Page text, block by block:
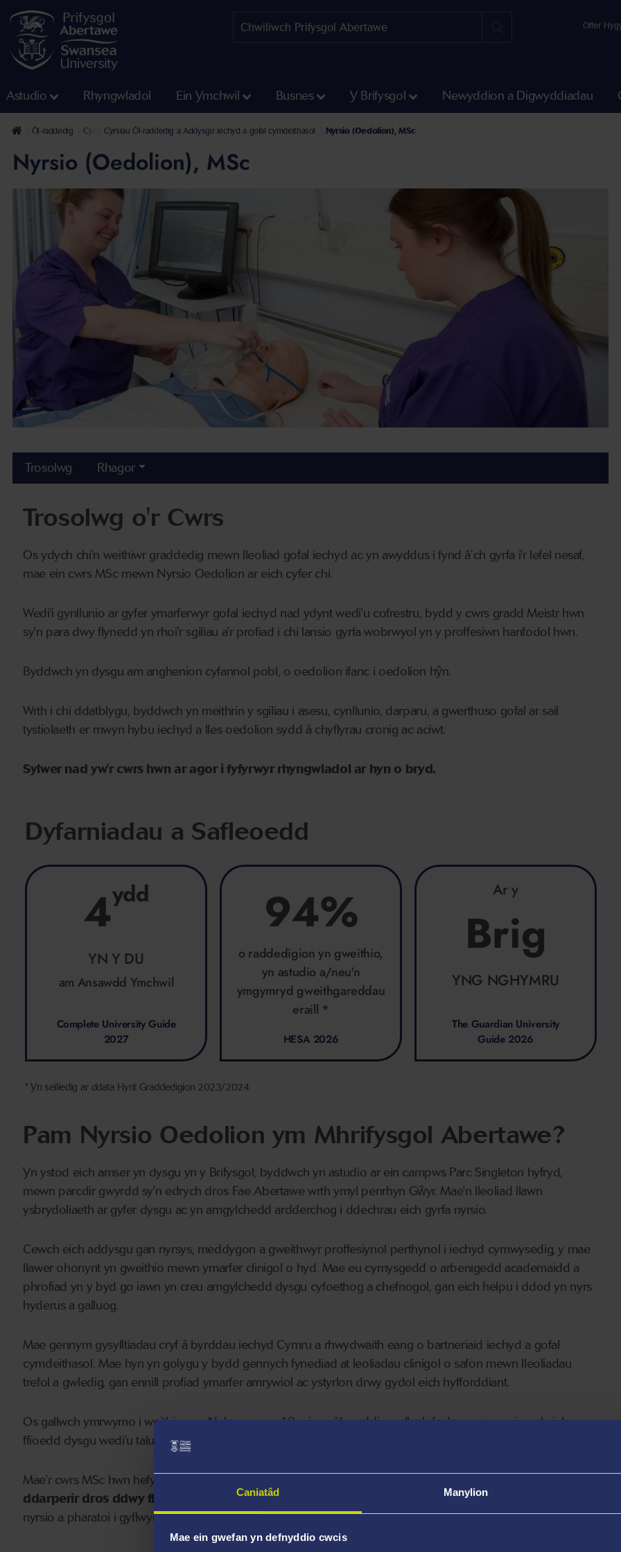
Caniatâd Manylion
Mae ein gwefan yn defnyddio cwcis
Offer
Astudio Rhyngwladol Ein Ymchwil Busnes Y Brifysgol Newyddion a Digwyddiadau
Ôl-raddedig Cyrsiau Ôl-raddedig a Addysgir
Cyrsiau Ôl-raddedig a Addysgir iechyd a gofal cymdeithasol Nyrsio (Oedolion), MSc
Nyrsio (Oedolion), MSc
Trosolwg Rhagor
Trosolwg o'r Cwrs
Os ydych chi'n weithiwr graddedig mewn lleoliad gofal iechyd ac yn awyddus i fynd â’ch gyrfa i'r lefel nesaf,
mae ein cwrs MSc mewn Nyrsio Oedolion ar eich cyfer chi.
Wedi'i gynllunio ar gyfer ymarferwyr gofal iechyd nad ydynt wedi'u cofrestru, bydd y cwrs gradd Meistr hwn
sy'n para dwy flynedd yn rhoi'r sgiliau a'r profiad i chi lansio gyrfa wobrwyol yn y proffesiwn hanfodol hwn.
Byddwch yn dysgu am anghenion cyfannol pobl, o oedolion ifanc i oedolion hŷn.
Wrth i chi ddatblygu, byddwch yn meithrin y sgiliau i asesu, cynllunio, darparu, a gwerthuso gofal ar sail
tystiolaeth er mwyn hybu iechyd a lles oedolion sydd â chyflyrau cronig ac acíwt.
Sylwer nad yw'r cwrs hwn ar agor i fyfyrwyr rhyngwladol ar hyn o bryd.
Dyfarniadau a Safleoedd
4ydd
YN Y DU
am Ansawdd Ymchwil
Complete University Guide
2027
94%
o raddedigion yn gweithio,
yn astudio a/neu'n
ymgymryd gweithgareddau
eraill *
HESA 2026
Ar y
Brig
YNG NGHYMRU
The Guardian University
Guide 2026
* Yn seiliedig ar ddata Hynt Graddedigion 2023/2024
Pam Nyrsio Oedolion ym Mhrifysgol Abertawe?
Yn ystod eich amser yn dysgu yn y Brifysgol, byddwch yn astudio ar ein campws Parc Singleton hyfryd,
mewn parcdir gwyrdd sy'n edrych dros Fae Abertawe wrth ymyl penrhyn Gŵyr. Mae'n lleoliad llawn
ysbrydoliaeth ar gyfer dysgu ac yn amgylchedd ardderchog i ddechrau eich gyrfa nyrsio.
Cewch eich addysgu gan nyrsys, meddygon a gweithwyr proffesiynol perthynol i iechyd cymwysedig, y mae
llawer ohonynt yn gweithio mewn ymarfer clinigol o hyd. Mae eu cymysgedd o arbenigedd academaidd a
phrofiad yn y byd go iawn yn creu amgylchedd dysgu cyfoethog a chefnogol, gan eich helpu i ddod yn nyrs
hyderus a galluog.
Mae gennym gysylltiadau cryf â byrddau iechyd Cymru a rhwydwaith eang o bartneriaid iechyd a gofal
cymdeithasol. Mae hyn yn golygu y bydd gennych fynediad at leoliadau clinigol o safon mewn lleoliadau
trefol a gwledig, gan ennill profiad ymarfer amrywiol ac ystyrlon drwy gydol eich hyfforddiant.
Os gallwch ymrwymo i weithio yng Nghymru am 18 mis ar ôl graddio, gallech fod yn gymwys i gael eich
ffïoedd dysgu wedi'u talu'n llawn drwy
Mae'r cwrs MSc hwn hefyd yn unigryw: dyma'r
ddarperir dros ddwy flynedd
, gan alluogi graddedigion o unrhyw ddisgyblaeth i ddechrau gyrfa mewn
nyrsio a pharatoi i gyflwyno cais am gofrestru gyda'r Cyngor Nyrsio a Bydwreigiaeth (NMC).